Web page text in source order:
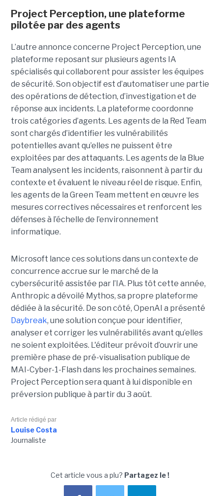
Project Perception, une plateforme
pilotée par des agents
L’autre annonce concerne Project Perception, une
plateforme reposant sur plusieurs agents IA
spécialisés qui collaborent pour assister les équipes
de sécurité. Son objectif est d’automatiser une partie
des opérations de détection, d’investigation et de
réponse aux incidents. La plateforme coordonne
trois catégories d’agents. Les agents de la Red Team
sont chargés d’identifier les vulnérabilités
potentielles avant qu’elles ne puissent être
exploitées par des attaquants. Les agents de la Blue
Team analysent les incidents, raisonnent à partir du
contexte et évaluent le niveau réel de risque. Enfin,
les agents de la Green Team mettent en œuvre les
mesures correctives nécessaires et renforcent les
défenses à l’échelle de l’environnement
informatique.
Microsoft lance ces solutions dans un contexte de
concurrence accrue sur le marché de la
cybersécurité assistée par l’IA. Plus tôt cette année,
Anthropic a dévoilé Mythos, sa propre plateforme
dédiée à la sécurité. De son côté, OpenAI a présenté
Daybreak, une solution conçue pour identifier,
analyser et corriger les vulnérabilités avant qu’elles
ne soient exploitées. L'éditeur prévoit d’ouvrir une
première phase de pré-visualisation publique de
MAI-Cyber-1-Flash dans les prochaines semaines.
Project Perception sera quant à lui disponible en
préversion publique à partir du 3 août.
Article rédigé par
Louise Costa
Journaliste
Cet article vous a plu? Partagez le !